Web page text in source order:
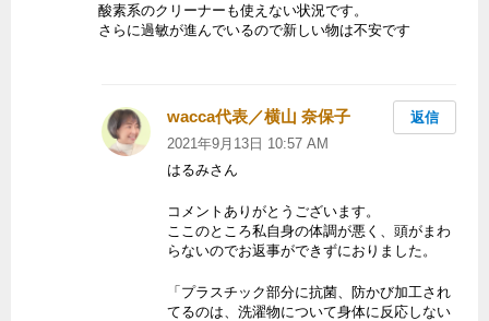
酸素系のクリーナーも使えない状況です。
さらに過敏が進んでいるので新しい物は不安です
wacca代表／横山 奈保子
2021年9月13日 10:57 AM
はるみさん
コメントありがとうございます。
ここのところ私自身の体調が悪く、頭がまわ
らないのでお返事ができずにおりました。
「プラスチック部分に抗菌、防かび加工され
てるのは、洗濯物について身体に反応しない
返信